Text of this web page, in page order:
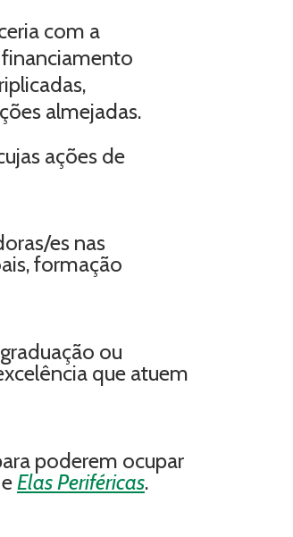
com a
almejadas.
ações de
es nas
formação
ou
que atuem
poderem ocupar
eElas Periféricas.